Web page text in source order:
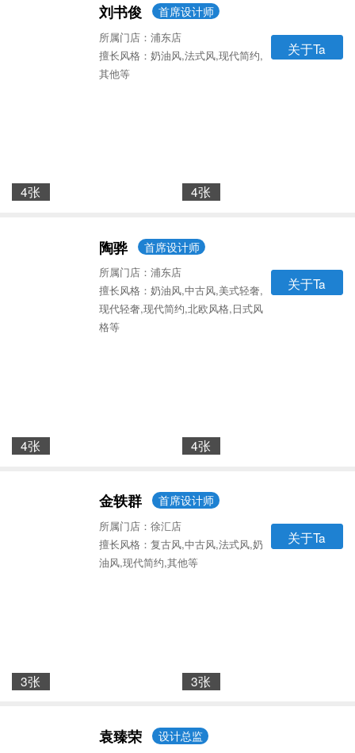
刘书俊 首席设计师
所属门店：浦东店
擅长风格：奶油风,法式风,现代简约,
其他等
关于Ta
4张 4张
陶骅 首席设计师
所属门店：浦东店
擅长风格：奶油风,中古风,美式轻奢,
现代轻奢,现代简约,北欧风格,日式风
格等
关于Ta
4张 4张
金轶群 首席设计师
所属门店：徐汇店
擅长风格：复古风,中古风,法式风,奶
油风,现代简约,其他等
关于Ta
3张 3张
袁臻荣 设计总监